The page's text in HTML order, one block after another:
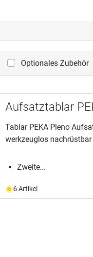
Optionales Zubehör
Aufsatztablar
Tablar PEKA Pleno
werkzeuglos nachrüstbar
Zweite...
6 Artikel